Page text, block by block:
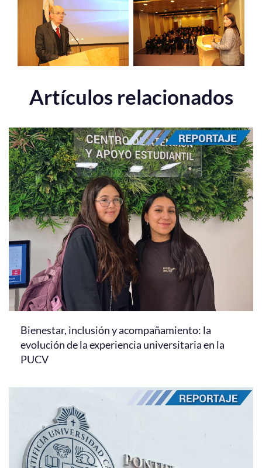
Artículos relacionados
Bienestar, inclusión y acompañamiento: la
evolución de la experiencia universitaria en la
PUCV